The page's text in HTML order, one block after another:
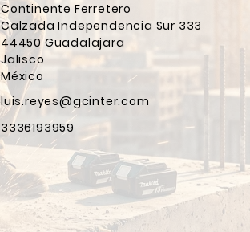
Continente Ferretero
Calzada Independencia Sur 333
44450 Guadalajara
Jalisco
México
luis.reyes@gcinter.com
3336193959